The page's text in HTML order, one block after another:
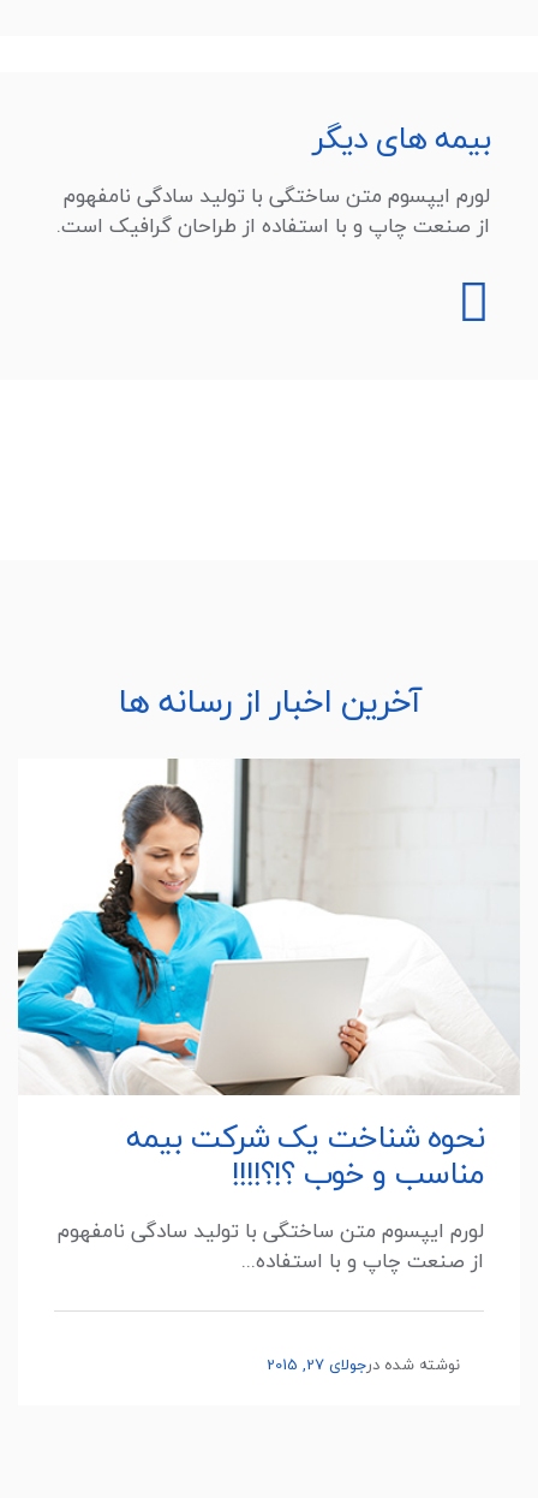
بیمه های دیگر
لورم ایپسوم متن ساختگی با تولید سادگی نامفهوم
از صنعت چاپ و با استفاده از طراحان گرافیک است.
آخرین اخبار از رسانه ها
نحوه شناخت یک شرکت بیمه
مناسب و خوب ؟!؟!!!!
لورم ایپسوم متن ساختگی با تولید سادگی نامفهوم
از صنعت چاپ و با استفاده...
نوشته شده درجولای 27, 2015